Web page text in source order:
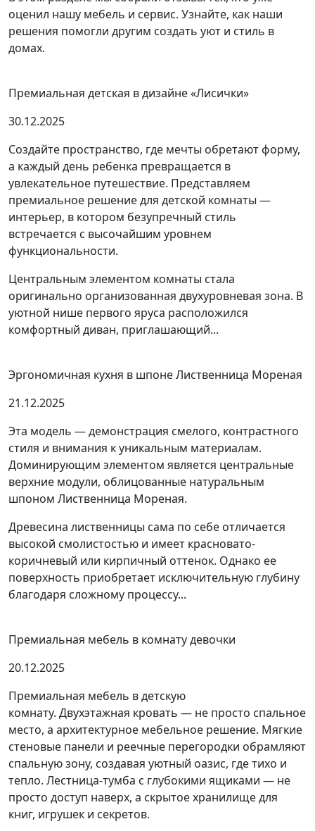
оценил нашу мебель и сервис. Узнайте, как наши
решения помогли другим создать уют и стиль в
домах.
Премиальная детская в дизайне «Лисички»
30.12.2025
Создайте пространство, где мечты обретают форму,
а каждый день ребенка превращается в
увлекательное путешествие. Представляем
премиальное решение для детской комнаты —
интерьер, в котором безупречный стиль
встречается с высочайшим уровнем
функциональности.
Центральным элементом комнаты стала
оригинально организованная двухуровневая зона. В
уютной нише первого яруса расположился
комфортный диван, приглашающий...
Эргономичная кухня в шпоне Лиственница Мореная
21.12.2025
Эта модель — демонстрация смелого, контрастного
стиля и внимания к уникальным материалам.
Доминирующим элементом является центральные
верхние модули, облицованные натуральным
шпоном Лиственница Мореная.
Древесина лиственницы сама по себе отличается
высокой смолистостью и имеет красновато-
коричневый или кирпичный оттенок. Однако ее
поверхность приобретает исключительную глубину
благодаря сложному процессу...
Премиальная мебель в комнату девочки
20.12.2025
Премиальная мебель в детскую
комнату. Двухэтажная кровать — не просто спальное
место, а архитектурное мебельное решение. Мягкие
стеновые панели и реечные перегородки обрамляют
спальную зону, создавая уютный оазис, где тихо и
тепло. Лестница-тумба с глубокими ящиками — не
просто доступ наверх, а скрытое хранилище для
книг, игрушек и секретов.